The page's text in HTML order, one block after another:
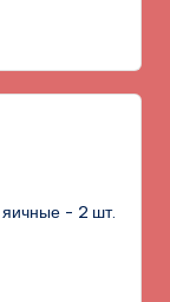
яичные - 2 шт.